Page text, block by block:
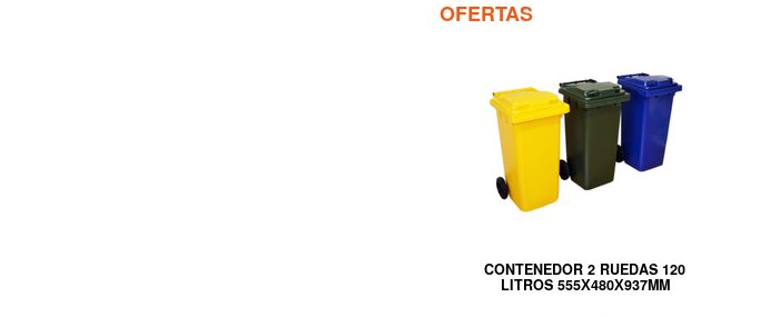
OFERTAS
CONTENEDOR 2 RUEDAS 120
LITROS 555Х480Х937MM